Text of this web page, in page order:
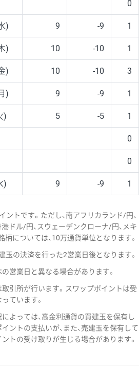
0
) 9 -9 1
) 10 -10 1
) 10 -10 3
) 9 -9 1
) 5 -5 1
0
0
) 9 -9 1
トです。ただし、南アフリカランド/円、
ドル/円、スウェーデンクローナ/円、メキ
については、10万通貨単位となります。
玉の決済を行った2営業日後となります。
営業日と異なる場合があります。
引所が行います。スワップポイントは受
ています。
よっては、高金利通貨の買建玉を保有し
ントの支払いが、また、売建玉を保有して
トの受け取りが生じる場合があります。